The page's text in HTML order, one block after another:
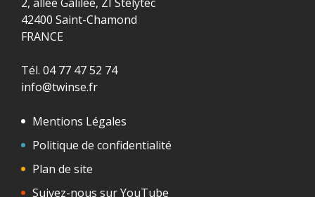
42400 Saint-Chamond
FRANCE
Tél. 04 77 47 52 74
info@twinse.fr
Mentions Légales
Politique de confidentialité
Plan de site
Suivez-nous sur YouTube